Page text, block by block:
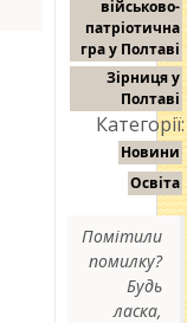
військово-
патріотична
гра у Полтаві
Зірниця у
Полтаві
Категорії:
Новини
Освіта
Помітили
помилку?
Будь
ласка,